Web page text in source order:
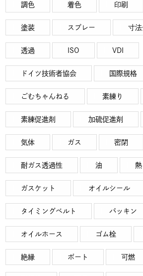
調色 着色 印刷
塗装 スプレー 寸
透過 ISO VDI
ドイツ技術者協会 国際規格
ごむちゃんねる 素練り
素練促進剤 加硫促進剤
気体 ガス 密閉
耐ガス透過性 油 熱
ガスケット オイルシール
タイミングベルト パッキン
オイルホース ゴム栓
絶縁 ボート 可燃